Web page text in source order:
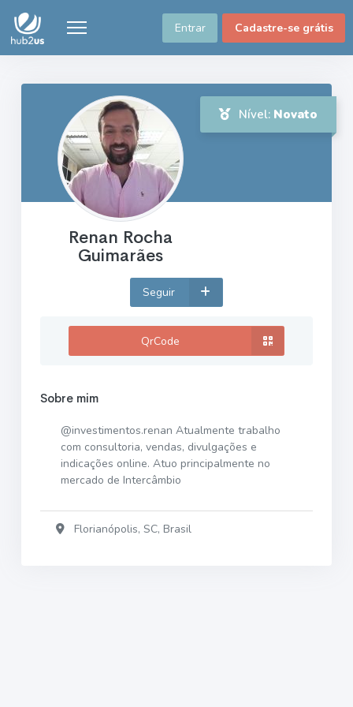
Entrar Cadastre-se grátis
Nível: Novato
Renan Rocha
Guimarães
Seguir
QrCode
Sobre mim
@investimentos.renan Atualmente trabalho
com consultoria, vendas, divulgações e
indicações online. Atuo principalmente no
mercado de Intercâmbio
Florianópolis, SC, Brasil